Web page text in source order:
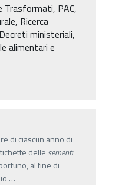
Trasformati, PAC,
Ricerca
ministeriali,
alimentari e
di ciascun anno di
delle sementi
al fine di
…